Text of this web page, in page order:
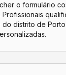
o formulário
do distrito de Porto